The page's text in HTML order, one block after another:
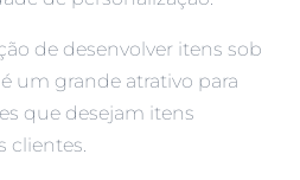
de desenvolver itens sob
um grande atrativo para
que desejam itens
clientes.